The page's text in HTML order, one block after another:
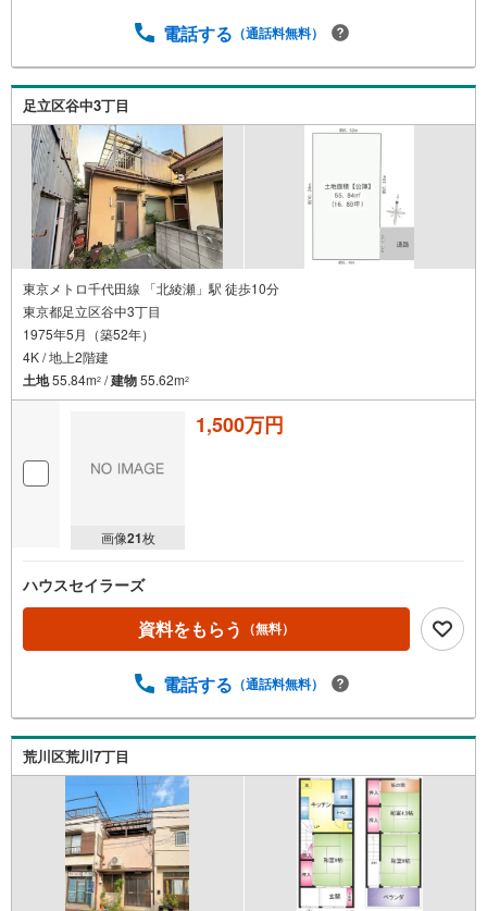
電話する （通話料無料）
足立区谷中3丁目
東京メトロ千代田線 「北綾瀬」駅 徒歩10分
東京都足立区谷中3丁目
1975年5月（築52年）
4K / 地上2階建
土地55.84m2 /建物55.62m2
画像21枚
1,500万円
ハウスセイラーズ
資料をもらう （無料）
電話する （通話料無料）
荒川区荒川7丁目